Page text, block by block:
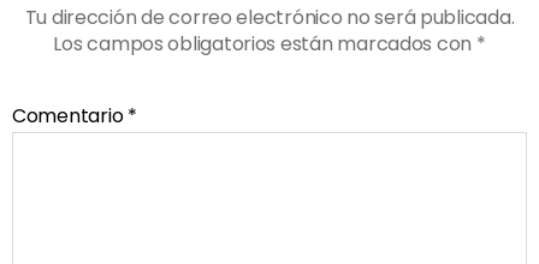
Tu dirección de correo electrónico no será publicada.
Los campos obligatorios están marcados con *
Comentario*